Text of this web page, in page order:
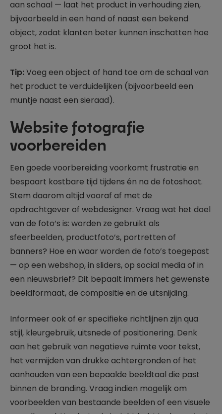
aan schaal — laat het product in verhouding zien,
bijvoorbeeld in een hand of naast een bekend
object, zodat klanten beter kunnen inschatten hoe
groot het is.
Tip:Voeg een object of hand toe om de schaal van
het product te verduidelijken (bijvoorbeeld een
muntje naast een sieraad).
Website fotografie
voorbereiden
Een goede voorbereiding voorkomt frustratie en
bespaart kostbare tijd tijdens én na de fotoshoot.
Stem daarom altijd vooraf af met de
opdrachtgever of webdesigner. Vraag wat het doel
van de foto’s is: worden ze gebruikt als
sfeerbeelden, productfoto’s, portretten of
banners? Hoe en waar worden de foto’s toegepast
— op een webshop, in sliders, op social media of in
een nieuwsbrief? Dit bepaalt immers het gewenste
beeldformaat, de compositie en de uitsnijding.
Informeer ook of er specifieke richtlijnen zijn qua
stijl, kleurgebruik, uitsnede of positionering. Denk
aan het gebruik van negatieve ruimte voor tekst,
het vermijden van drukke achtergronden of het
aanhouden van een bepaalde beeldtaal die past
binnen de branding. Vraag indien mogelijk om
voorbeelden van bestaande beelden of een visuele